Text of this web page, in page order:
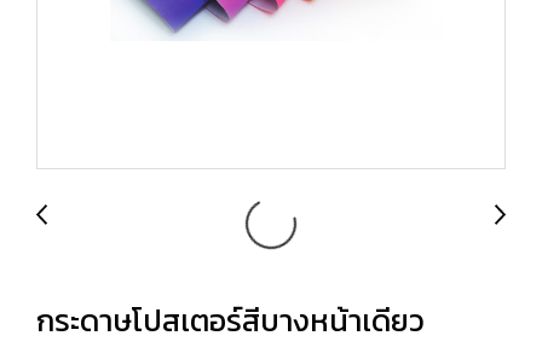
กระดาษโปสเตอร์สีบางหน้าเดียว